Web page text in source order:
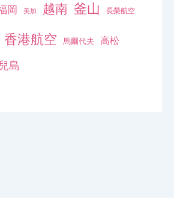
岡 美加 越南 釜山 長榮航空
香港航空 馬爾代夫 高松
島